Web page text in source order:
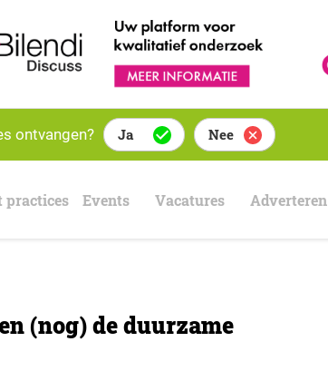
ontvangen? Ja Nee
practices Events Vacatures Adverteren
(nog) de duurzame